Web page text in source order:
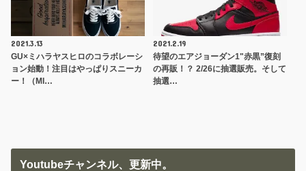
2021.3.13
GU×ミハラヤスヒロのコラボレーシ
ョン始動！注目はやっぱりスニーカ
ー！（MI…
2021.2.19
待望のエアジョーダン1"赤黒”復刻
の再販！？ 2/26に抽選販売。そして
抽選…
Youtubeチャンネル、更新中。